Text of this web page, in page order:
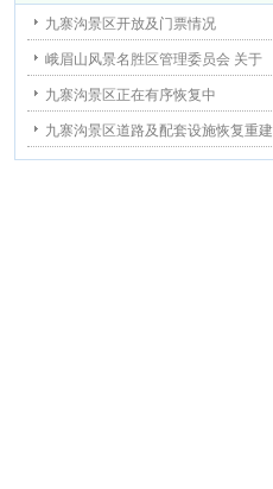
九寨沟景区开放及门票情况
峨眉山风景名胜区管理委员会 关于
九寨沟景区正在有序恢复中
九寨沟景区道路及配套设施恢复重建